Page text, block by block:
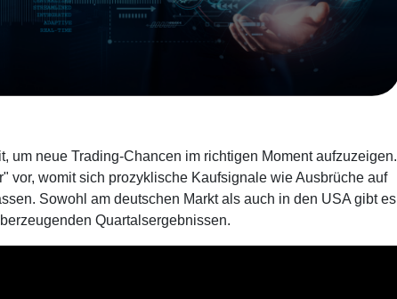
um neue Trading-Chancen im richtigen Moment aufzuzeigen.
vor, womit sich prozyklische Kaufsignale wie Ausbrüche auf
Sowohl am deutschen Markt als auch in den USA gibt es
Quartalsergebnissen.